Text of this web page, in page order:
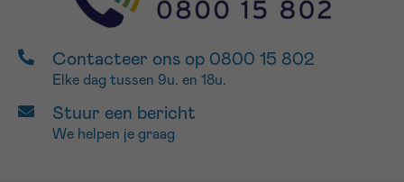
Contacteer ons op 0800 15 802
Elke dag tussen 9u. en 18u.
Stuur een bericht
We helpen je graag